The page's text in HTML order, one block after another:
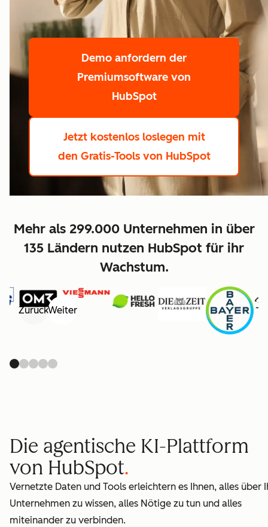
Demo anfordern der
Premiumsoftware von
HubSpot
Jetzt kostenlos loslegen mit
den Gratis-Tools von HubSpot
Mehr als 299.000 Unternehmen in über
135 Ländern nutzen HubSpot für ihr
Wachstum.
ZurückWeiter
Die agentische KI-Plattform
von HubSpot
Vernetzte Daten und Tools erleichtern es Ihnen, alles über
Unternehmen zu wissen, alles Nötige zu tun und alles
miteinander zu verbinden.